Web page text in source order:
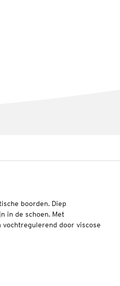
boorden. Diep
in de schoen. Met
door viscose